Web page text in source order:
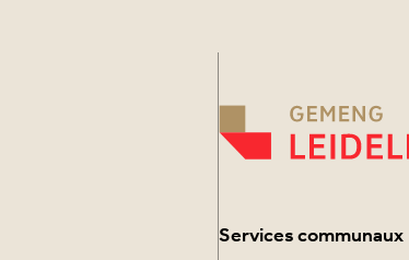
Services communaux